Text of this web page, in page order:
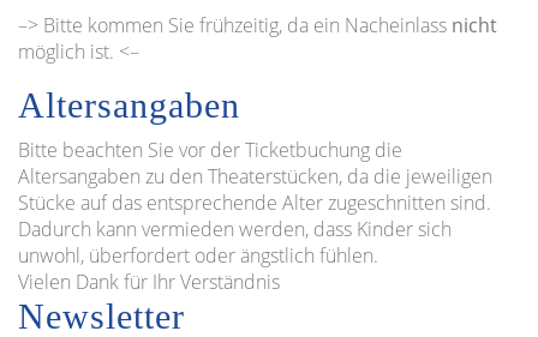
–> Bitte kommen Sie frühzeitig, da ein Nacheinlass nicht
möglich ist. <–
Altersangaben
Bitte beachten Sie vor der Ticketbuchung die
Altersangaben zu den Theaterstücken, da die jeweiligen
Stücke auf das entsprechende Alter zugeschnitten sind.
Dadurch kann vermieden werden, dass Kinder sich
unwohl, überfordert oder ängstlich fühlen.
Vielen Dank für Ihr Verständnis
Newsletter